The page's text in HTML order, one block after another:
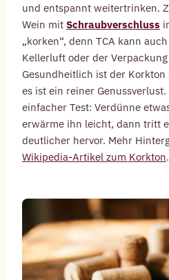
und entspannt weitertrinken.
Wein mit Schraubverschluss
„korken“, denn TCA kann
Kellerluft oder der
Gesundheitlich ist der
es ist ein reiner
einfacher Test: Verdünne
erwärme ihn leicht, dann tritt
deutlicher hervor. Mehr
Wikipedia-Artikel zum Korkton.